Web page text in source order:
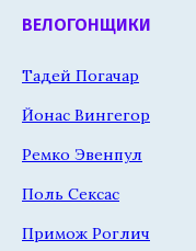
ВЕЛОГОНЩИКИ
Тадей Погачар
Йонас Вингегор
Ремко Эвенпул
Поль Сексас
Примож Роглич